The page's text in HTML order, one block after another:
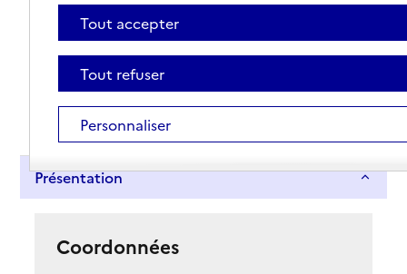
Tout déplier
Présentation
Coordonnées
Tout accepter
Tout refuser
Personnaliser